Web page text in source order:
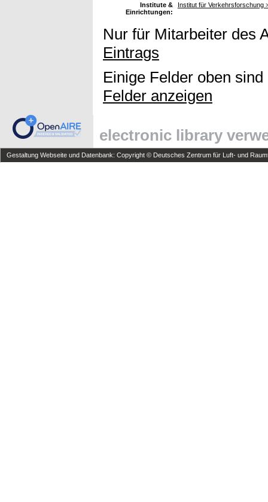
Institute &
Einrichtungen:
Institut für Verkehrsforschung
Nur für Mitarbeiter des
Eintrags
Einige Felder oben
Felder anzeigen
electronic library
Gestaltung Webseite und Datenbank: Copyright © Deutsches Zentrum für Luft- und